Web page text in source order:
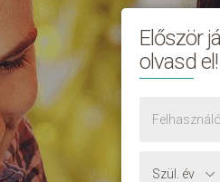
Először
olvasd el!